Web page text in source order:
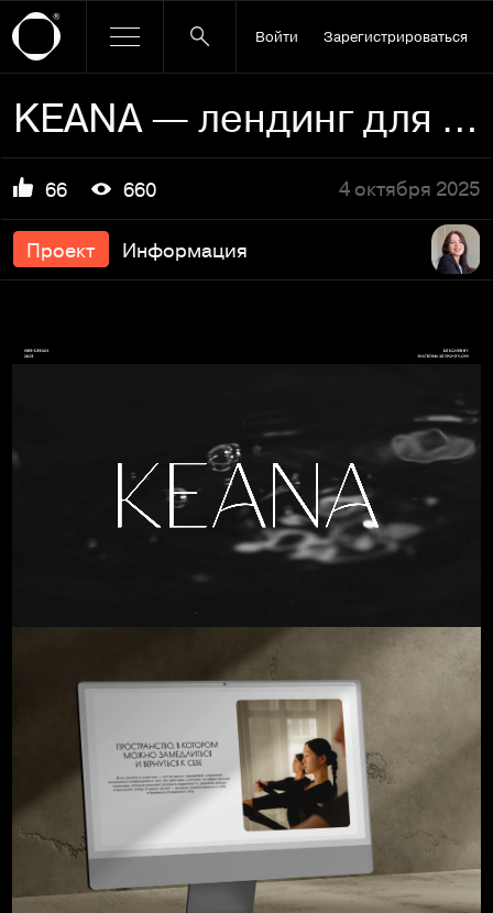
Войти Зарегистрироваться
KEANA — лендинг для студии пилатеса
66 660 4 октября 2025
Проект Информация